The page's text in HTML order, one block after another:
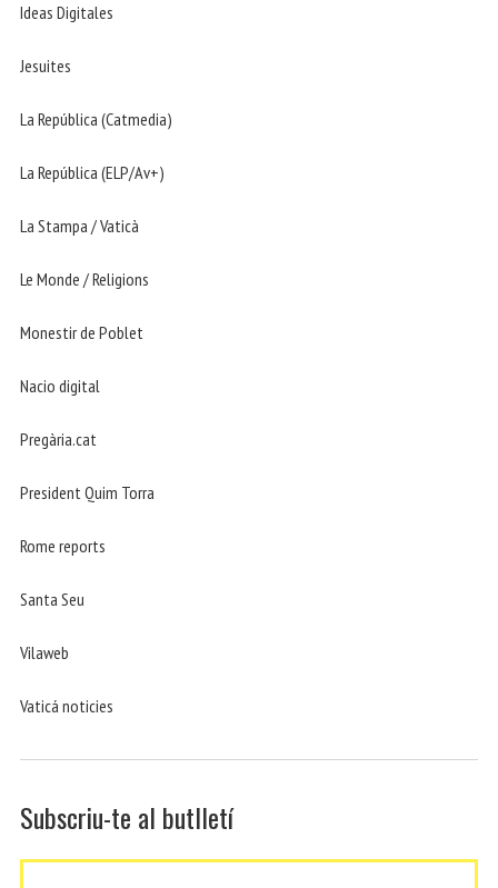
Ideas Digitales
Jesuites
La República (Catmedia)
La República (ELP/Av+)
La Stampa / Vaticà
Le Monde / Religions
Monestir de Poblet
Nacio digital
Pregària.cat
President Quim Torra
Rome reports
Santa Seu
Vilaweb
Vaticá noticies
Subscriu-te al butlletí